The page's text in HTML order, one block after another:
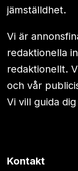
jämställdhet.
Vi är
redaktionella
redaktionellt.
och vår
Vi vill guida
Kontakt